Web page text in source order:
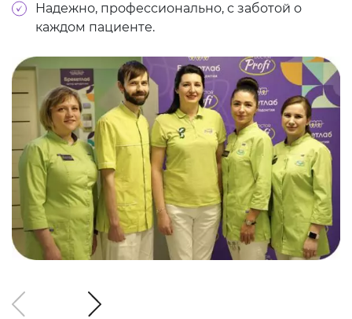
Надежно, профессионально, с заботой о
каждом пациенте.